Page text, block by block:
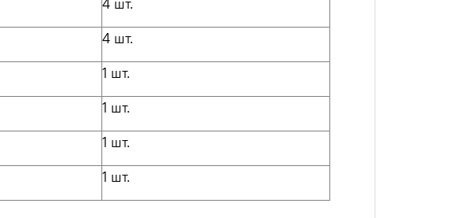
4 шт.
1 шт.
1 шт.
1 шт.
1 шт.